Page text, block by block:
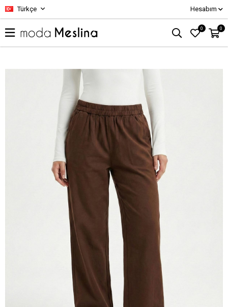
Türkçe Hesabım
0 0